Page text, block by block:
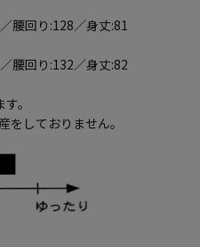
腰回り:128／身丈:81
腰回り:132／身丈:82
。
しておりません。